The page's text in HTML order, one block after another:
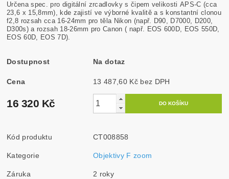
Určena spec. pro digitální zrcadlovky s čipem velikosti APS-C (cca
23,6 x 15,8mm), kde zajistí ve výborné kvalitě a s konstantní clonou
f2,8 rozsah cca 16-24mm pro těla Nikon (např. D90, D7000, D200,
D300s) a rozsah 18-26mm pro Canon ( např. EOS 600D, EOS 550D,
EOS 60D, EOS 7D).
Dostupnost Na dotaz
Cena 13 487,60 Kč bez DPH
16 320 Kč
Kód produktu CT008858
Kategorie Objektivy F zoom
Záruka 2 roky